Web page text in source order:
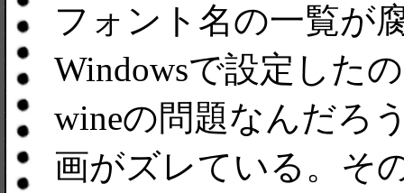
フォント名の一覧が
Windowsで設定した
wineの問題なんだろ
画がズレている。そ